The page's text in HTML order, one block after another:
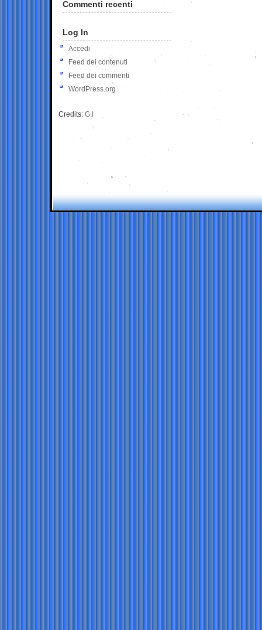
Commenti recenti
Log In
Accedi
Feed dei contenuti
Feed dei commenti
WordPress.org
Credits: G.I